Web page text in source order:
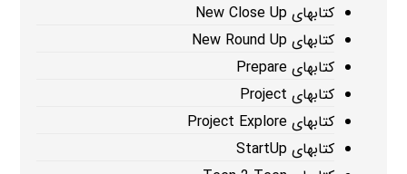
کتابهای New Close Up
کتابهای New Round Up
کتابهای Prepare
کتابهای Project
کتابهای Project Explore
کتابهای StartUp